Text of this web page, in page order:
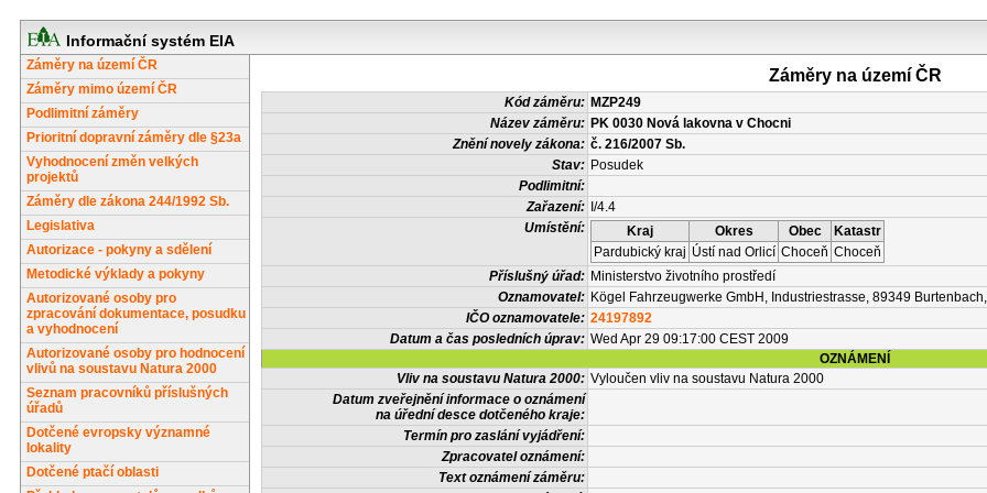
Informační systém EIA
Záměry na území ČR
Záměry mimo území ČR
Podlimitní záměry
Prioritní dopravní záměry dle §23a
Vyhodnocení změn velkých
projektů
Záměry dle zákona 244/1992 Sb.
Legislativa
Autorizace - pokyny a sdělení
Metodické výklady a pokyny
Autorizované osoby pro
zpracování dokumentace, posudku
a vyhodnocení
Autorizované osoby pro hodnocení
vlivů na soustavu Natura 2000
Seznam pracovníků příslušných
úřadů
Dotčené evropsky významné
lokality
Dotčené ptačí oblasti
Záměry na území ČR
Kód záměru: MZP249
Název záměru: PK 0030 Nová lakovna v Chocni
Znění novely zákona: č. 216/2007 Sb.
Stav: Posudek
Podlimitní:
Zařazení: I/4.4
Umístění:
Kraj Okres Obec
Katastr
Pardubický kraj Ústí nad Orlicí Choceň Choceň
Příslušný úřad: Ministerstvo životního prostředí
Oznamovatel: Kögel Fahrzeugwerke GmbH, Industriestrasse, 89349
IČO oznamovatele: 24197892
Datum a čas posledních úprav: Wed Apr 29 09:17:00 CEST 2009
OZNÁMENÍ
Vliv na soustavu Natura 2000: Vyloučen vliv na soustavu Natura 2000
Datum zveřejnění informace o oznámení
na úřední desce dotčeného kraje:
Termín pro zaslání vyjádření:
Zpracovatel oznámení:
Text oznámení záměru: